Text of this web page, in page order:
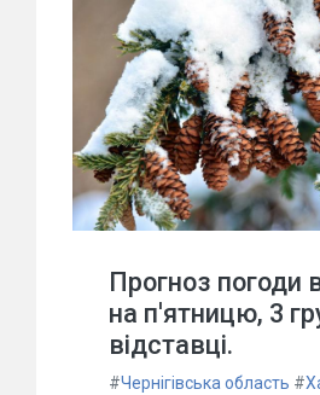
Прогноз погоди
на п'ятницю, 3
відставці.
#Чернігівська область #